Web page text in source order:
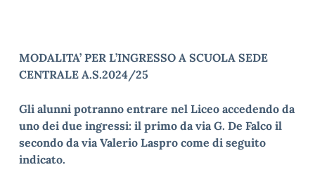
MODALITA’ PER L’INGRESSO A SCUOLA SEDE
CENTRALE A.S.2024/25
Gli alunni potranno entrare nel Liceo accedendo da
uno dei due ingressi: il primo da via G. De Falco il
secondo da via Valerio Laspro come di seguito
indicato.